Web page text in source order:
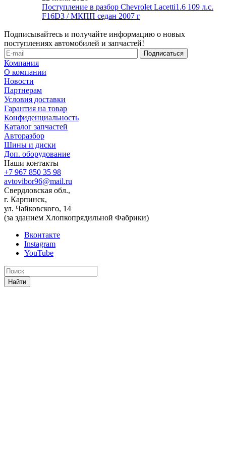
Поступление в разбор Chevrolet Lacetti1.6 109 л.с.
F16D3 / МКПП седан 2007 г
Подписывайтесь и получайте информацию о новых
поступлениях автомобилей и запчастей!
Компания
О компании
Новости
Партнерам
Условия доставки
Гарантия на товар
Конфиденциальность
Каталог запчастей
Авторазбор
Шины и диски
Доп. оборудование
Наши контакты
+7 967 850 35 98
avtovibor96@mail.ru
Свердловская обл.,
г. Карпинск,
ул. Чайковского, 14
(за зданием Хлопкопрядильной Фабрики)
Вконтакте
Instagram
YouTube
Найти